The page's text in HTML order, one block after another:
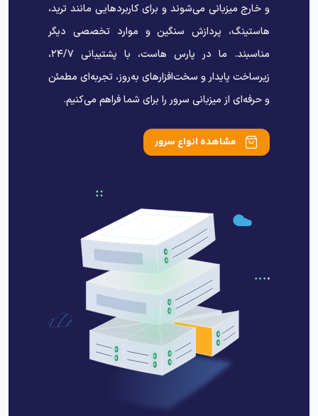
و خارج میزبانی می‌شوند و برای کاربردهایی مانند ترید،
هاستینگ، پردازش سنگین و موارد تخصصی دیگر
مناسبند. ما در پارس هاست، با پشتیبانی ۲۴/۷،
زیرساخت پایدار و سخت‌افزارهای به‌روز، تجربه‌ای مطمئن
و حرفه‌ای از میزبانی سرور را برای شما فراهم می‌کنیم.
مشاهده انواع سرور